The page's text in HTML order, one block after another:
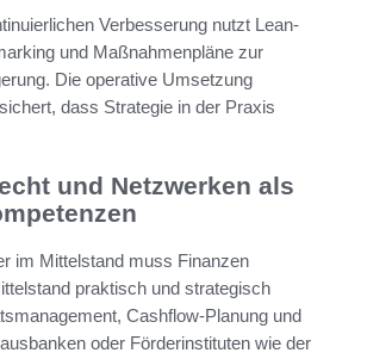
Verbesserung nutzt Lean-
und Maßnahmenpläne zur
Die operative Umsetzung
dass Strategie in der Praxis
und Netzwerken als
im Mittelstand muss Finanzen
praktisch und strategisch
Cashflow-Planung und
oder Förderinstituten wie der